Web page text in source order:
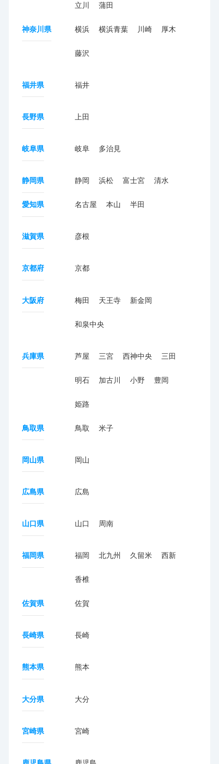
立川 蒲田
神奈川県 横浜 横浜青葉 川崎 厚木
藤沢
福井県 福井
長野県 上田
岐阜県 岐阜 多治見
静岡県 静岡 浜松 富士宮 清水
愛知県 名古屋 本山 半田
滋賀県 彦根
京都府 京都
大阪府 梅田 天王寺 新金岡
和泉中央
兵庫県 芦屋 三宮 西神中央 三田
明石 加古川 小野 豊岡
姫路
鳥取県 鳥取 米子
岡山県 岡山
広島県 広島
山口県 山口 周南
福岡県 福岡 北九州 久留米 西新
香椎
佐賀県 佐賀
長崎県 長崎
熊本県 熊本
大分県 大分
宮崎県 宮崎